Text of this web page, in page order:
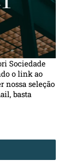
Sociedade
o link ao
nossa seleção
basta